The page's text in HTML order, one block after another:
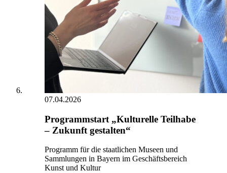
07.04.2026
Programmstart „Kulturelle Teilhabe
– Zukunft gestalten“
Programm für die staatlichen Museen und
Sammlungen in Bayern im Geschäftsbereich
Kunst und Kultur